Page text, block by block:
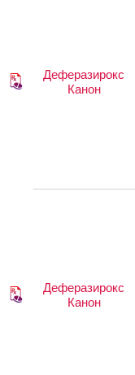
Деферазирокс
Канон
Деферазирокс
Канон